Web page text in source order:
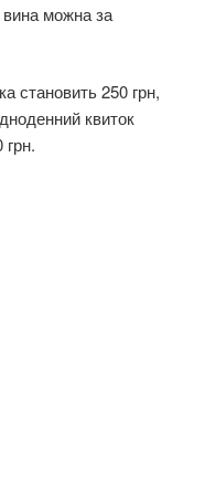
можна за
становить 250 грн,
квиток